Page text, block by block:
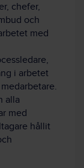
chefer,
och
med
i arbetet
alla
med
hållit